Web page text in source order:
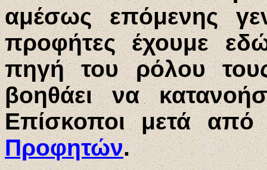
αμέσως επόμενης
προφήτες έχουμε
πηγή του ρόλου
βοηθάει να
Επίσκοποι μετά από
Προφητών.